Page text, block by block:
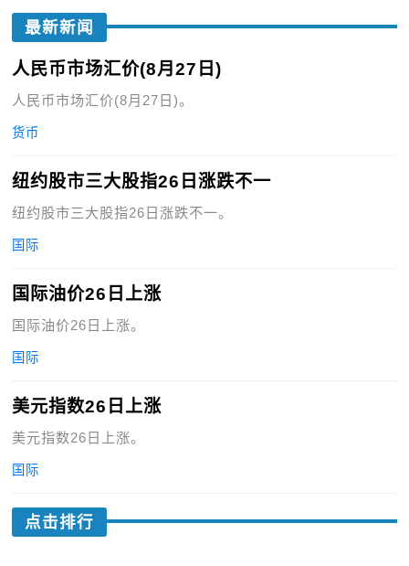
最新新闻
人民币市场汇价(8月27日)
人民币市场汇价(8月27日)。
货币
纽约股市三大股指26日涨跌不一
纽约股市三大股指26日涨跌不一。
国际
国际油价26日上涨
国际油价26日上涨。
国际
美元指数26日上涨
美元指数26日上涨。
国际
点击排行